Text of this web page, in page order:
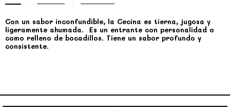
Con un sabor inconfundible, la Cecina es tierna, jugosa y
ligeramente ahumada. Es un entrante con personalidad o
como relleno de bocadillos. Tiene un sabor profundo y
consistente.